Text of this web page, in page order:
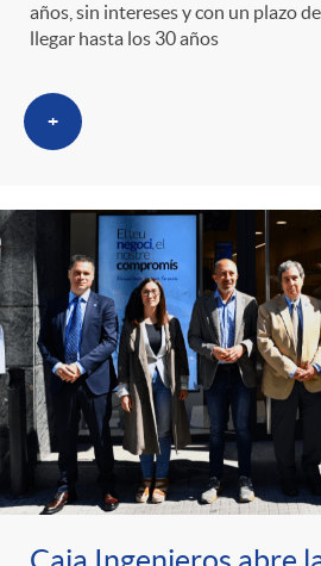
años, sin intereses y con un plazo
llegar hasta los 30 años
+